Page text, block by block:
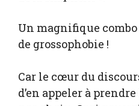
Un magnifique
de grossophobie !
Car le cœur du
d’en appeler à